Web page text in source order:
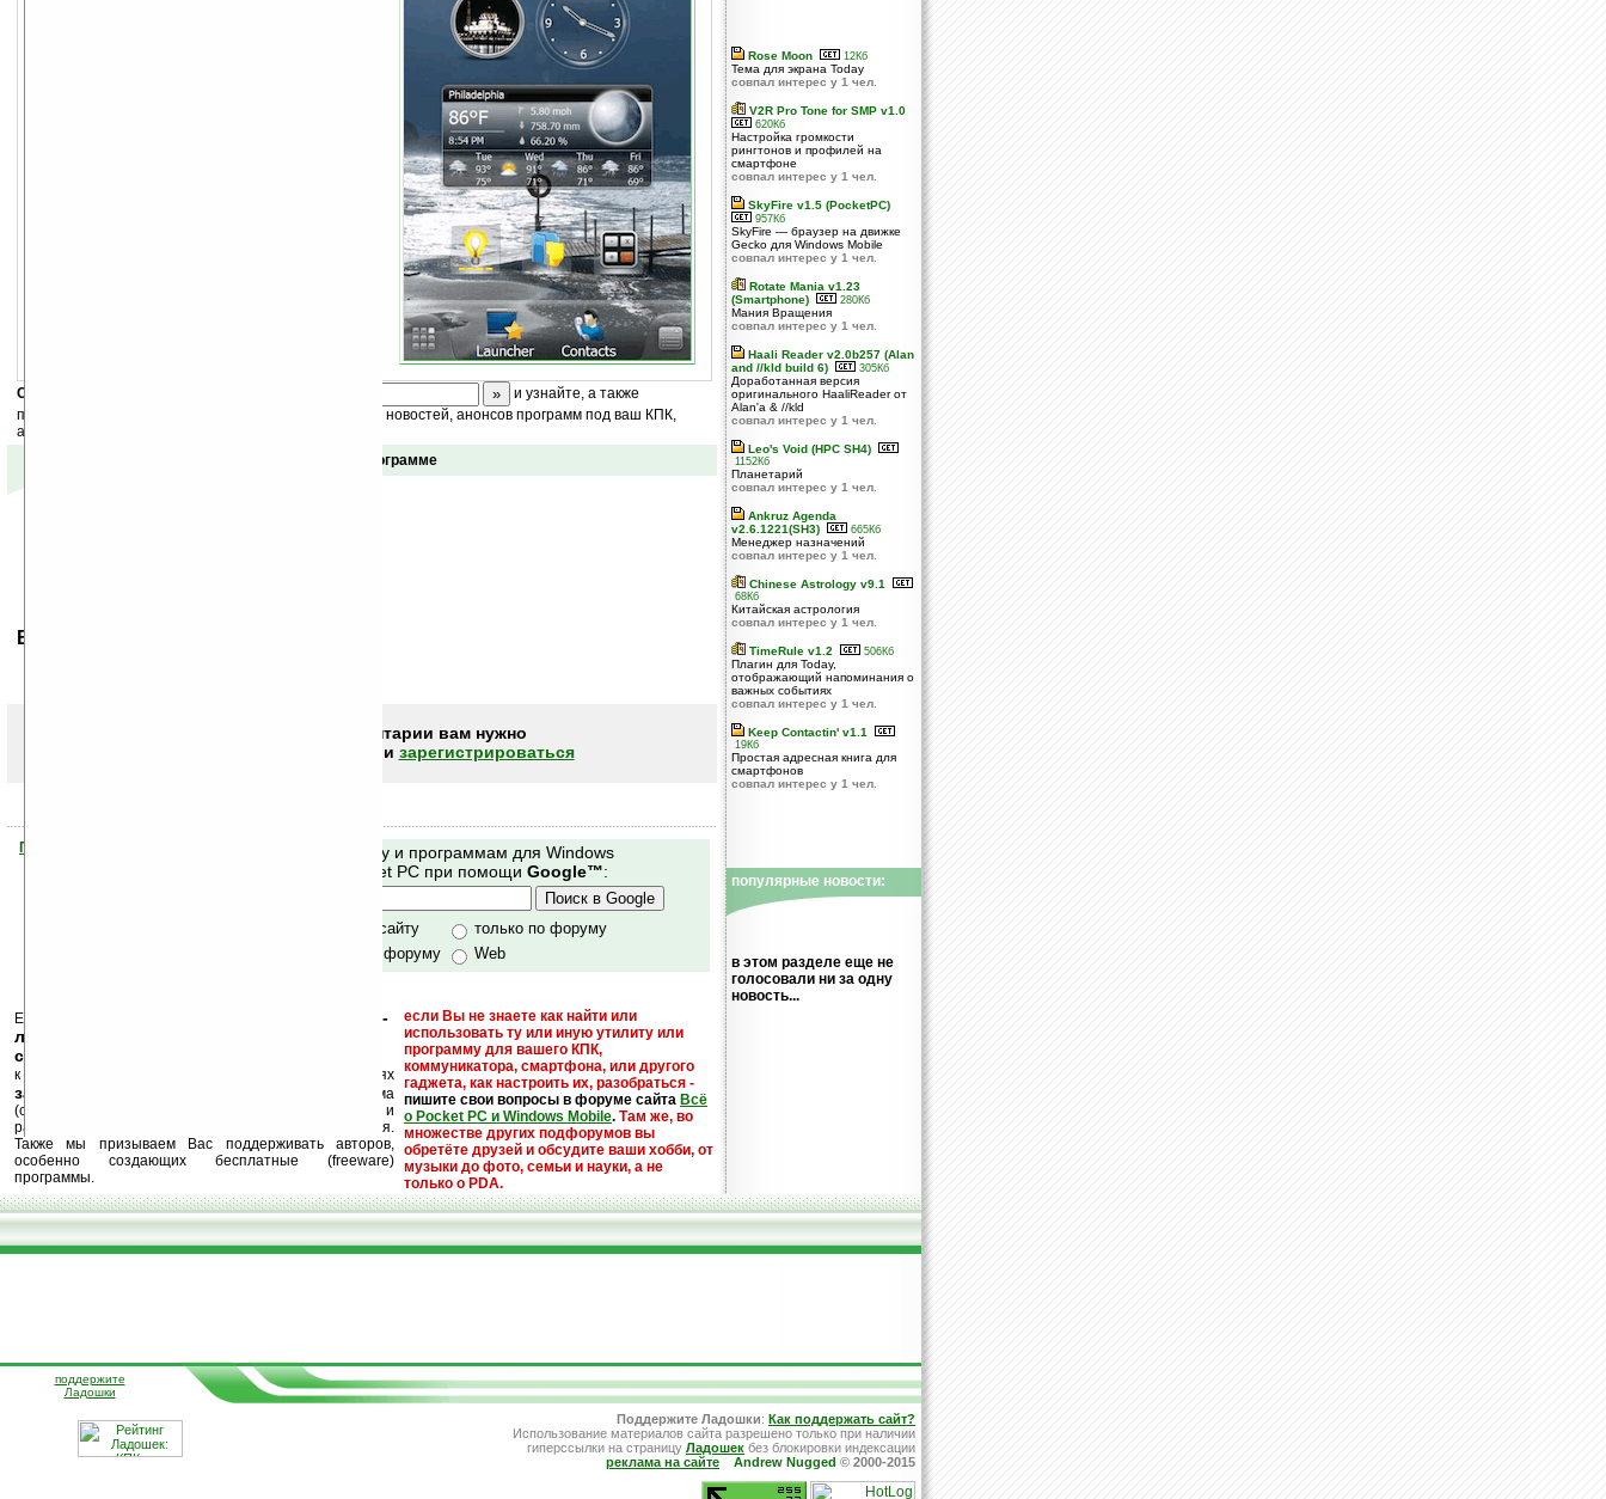
Скоро
и узнайте, а также
получайте ежедневный или еженедельный дайджест новостей, анонсов программ под ваш КПК,
акций сайта на ваш почтовый ящик.
Отзывы о программе
Ваше мнение будет первым.
Чтобы писать комментарии вам нужно
или зарегистрироваться
Помогите Ладошкам стать лучше
Поиск по сайту и программам для Windows
Mobile и Pocket PC при помощи Google™:
только по сайту
только по форуму
по сайту и форуму
Web
Еще раз обращаем внимание, что
кейгены, кряки -
лекарства, серийные номера, ключи и
ссылки на варезные сайты
если Вы не знаете как найти или
использовать ту или иную утилиту или
программу для вашего КПК,
коммуникатора, смартфона, или другого
гаджета, как настроить их, разобраться -
пишите свои вопросы в форуме сайта Всё
о Pocket PC и Windows Mobile. Там же, во
множестве других подфорумов вы
обретёте друзей и обсудите ваши хобби, от
музыки до фото, семьи и науки, а не
только о PDA.
к публикации на нашем сайте в комментариях
запрещены
, как и несанкционированная реклама
(спам). Мы поддерживаем авторов программ и
развитие легального программного обеспечения.
Также мы призываем Вас поддерживать авторов,
особенно создающих бесплатные (freeware)
программы.
Rose Moon 12Кб
Тема для экрана Today
совпал интерес у 1 чел.
V2R Pro Tone for SMP v1.0
620Кб
Настройка громкости
рингтонов и профилей на
смартфоне
совпал интерес у 1 чел.
SkyFire v1.5 (PocketPC)
957Кб
SkyFire — браузер на движке
Gecko для Windows Mobile
совпал интерес у 1 чел.
Rotate Mania v1.23
(Smartphone)
280Кб
Мания Вращения
совпал интерес у 1 чел.
Haali Reader v2.0b257 (Alan
and //kld build 6)
305Кб
Доработанная версия
оригинального HaaliReader от
Alan'a & //kld
совпал интерес у 1 чел.
Leo's Void (HPC SH4)
1152Кб
Планетарий
совпал интерес у 1 чел.
Ankruz Agenda
v2.6.1221(SH3)
665Кб
Менеджер назначений
совпал интерес у 1 чел.
Chinese Astrology v9.1
68Кб
Китайская астрология
совпал интерес у 1 чел.
TimeRule v1.2 506Кб
Плагин для Today,
отображающий напоминания о
важных событиях
совпал интерес у 1 чел.
Keep Contactin' v1.1
19Кб
Простая адресная книга для
смартфонов
совпал интерес у 1 чел.
популярные новости:
в этом разделе еще не
голосовали ни за одну
новость...
поддержите
Ладошки
Поддержите Ладошки: Как поддержать сайт?
Использование материалов сайта разрешено только при наличии
гиперссылки на страницу Ладошек без блокировки индексации
реклама на сайте
Andrew Nugged © 2000-2015